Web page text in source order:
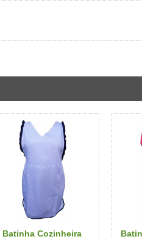
Batinha Cozinheira